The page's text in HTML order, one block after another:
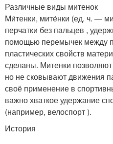
Различные виды митенок
Ми́тенки, мите́нки (ед. ч. —
перчатки без пальцев ,
помощью перемычек между
пластических свойств
сделаны. Митенки
но не сковывают движения
своё применение в
важно хваткое удержание
(например, велоспорт ).
История